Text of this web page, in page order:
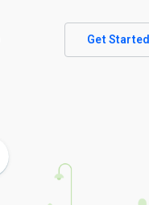
Get Started